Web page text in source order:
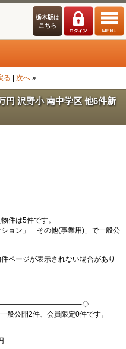
栃木版は
こちら
る 次へ »
円 沢野小 南中学区 他6件新
件は5件です。
ョン」「その他(事業用)」で一般公
ページが表示されない場合があり
◇
般公開2件、会員限定0件です。